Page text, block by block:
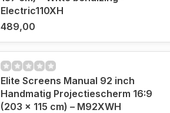
Electric110XH
489,00
Elite Screens Manual 92 inch
Handmatig Projectiescherm 16:9
(203 x 115 cm) – M92XWH